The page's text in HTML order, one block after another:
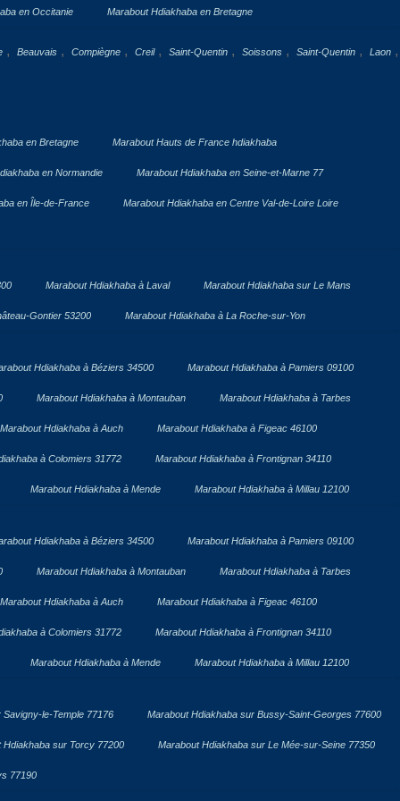
en Occitanie Marabout Hdiakhaba en Bretagne
, Beauvais , Compiègne , Creil , Saint-Quentin , Soissons , Saint-Quentin , Laon ,
en Bretagne Marabout Hauts de France hdiakhaba
en Normandie Marabout Hdiakhaba en Seine-et-Marne 77
en Île-de-France Marabout Hdiakhaba en Centre Val-de-Loire Loire
Marabout Hdiakhaba à Laval Marabout Hdiakhaba sur Le Mans
Gontier 53200 Marabout Hdiakhaba à La Roche-sur-Yon
Hdiakhaba à Béziers 34500 Marabout Hdiakhaba à Pamiers 09100
Marabout Hdiakhaba à Montauban Marabout Hdiakhaba à Tarbes
Marabout Hdiakhaba à Auch Marabout Hdiakhaba à Figeac 46100
à Colomiers 31772 Marabout Hdiakhaba à Frontignan 34110
Marabout Hdiakhaba à Mende Marabout Hdiakhaba à Millau 12100
Hdiakhaba à Béziers 34500 Marabout Hdiakhaba à Pamiers 09100
Marabout Hdiakhaba à Montauban Marabout Hdiakhaba à Tarbes
Marabout Hdiakhaba à Auch Marabout Hdiakhaba à Figeac 46100
à Colomiers 31772 Marabout Hdiakhaba à Frontignan 34110
Marabout Hdiakhaba à Mende Marabout Hdiakhaba à Millau 12100
le-Temple 77176 Marabout Hdiakhaba sur Bussy-Saint-Georges 77600
Hdiakhaba sur Torcy 77200 Marabout Hdiakhaba sur Le Mée-sur-Seine 77350
77190